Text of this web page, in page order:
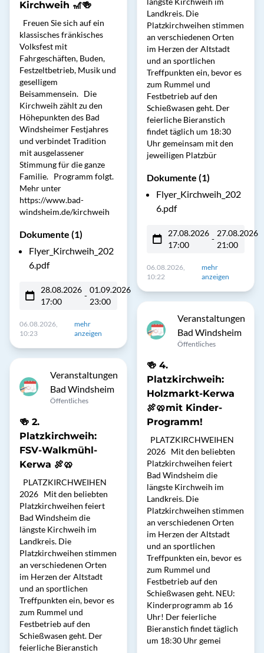
Kirchweih 🎢🍻
Freuen Sie sich auf ein
klassisches fränkisches
Volksfest mit
Fahrgeschäften, Buden,
Festzeltbetrieb, Musik und
geselligem
Beisammensein. Die
Kirchweih zählt zu den
Höhepunkten des Bad
Windsheimer Festjahres
und verbindet Tradition
mit ausgelassener
Stimmung für die ganze
Familie. Programm folgt.
Mehr unter
https://www.bad-
windsheim.de/kirchweih
Dokumente (1)
Flyer_Kirchweih_202
6.pdf
28.08.2026
17:00
-
01.09.2026
23:00
06.08.2026,
10:23
mehr
anzeigen
Veranstaltungen
Bad Windsheim
Öffentliches
🍻 2.
Platzkirchweih:
FSV-Walkmühl-
Kerwa 🍖🥨
PLATZKIRCHWEIHEN
2026 Mit den beliebten
Platzkirchweihen feiert
Bad Windsheim die
längste Kirchweih im
Landkreis. Die
Platzkirchweihen stimmen
an verschiedenen Orten
im Herzen der Altstadt
und an sportlichen
Treffpunkten ein, bevor es
zum Rummel und
Festbetrieb auf den
Schießwasen geht. Der
feierliche Bieranstich
Landkreis. Die
Platzkirchweihen stimmen
an verschiedenen Orten
im Herzen der Altstadt
und an sportlichen
Treffpunkten ein, bevor es
zum Rummel und
Festbetrieb auf den
Schießwasen geht. Der
feierliche Bieranstich
findet täglich um 18:30
Uhr gemeinsam mit den
jeweiligen Platzbür
Dokumente (1)
Flyer_Kirchweih_202
6.pdf
27.08.2026
17:00
-
27.08.2026
21:00
06.08.2026,
10:22
mehr
anzeigen
Veranstaltungen
Bad Windsheim
Öffentliches
🍻 4.
Platzkirchweih:
Holzmarkt-Kerwa
🍖🥨mit Kinder-
Programm!
PLATZKIRCHWEIHEN
2026 Mit den beliebten
Platzkirchweihen feiert
Bad Windsheim die
längste Kirchweih im
Landkreis. Die
Platzkirchweihen stimmen
an verschiedenen Orten
im Herzen der Altstadt
und an sportlichen
Treffpunkten ein, bevor es
zum Rummel und
Festbetrieb auf den
Schießwasen geht. NEU:
Kinderprogramm ab 16
Uhr! Der feierliche
Bieranstich findet täglich
um 18:30 Uhr gemei